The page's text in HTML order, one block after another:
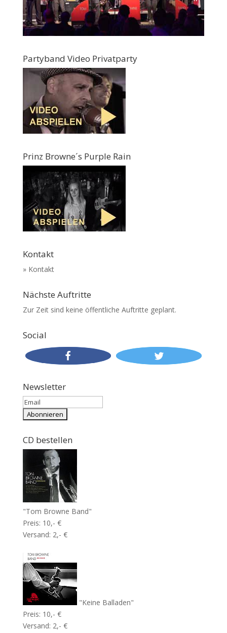
Partyband Video Privatparty
Prinz Browne´s Purple Rain
Kontakt
» Kontakt
Nächste Auftritte
Zur Zeit sind keine öffentliche Auftritte geplant.
Social
Newsletter
CD bestellen
"Tom Browne Band"
Preis: 10,- €
Versand: 2,- €
"Keine Balladen"
Preis: 10,- €
Versand: 2,- €